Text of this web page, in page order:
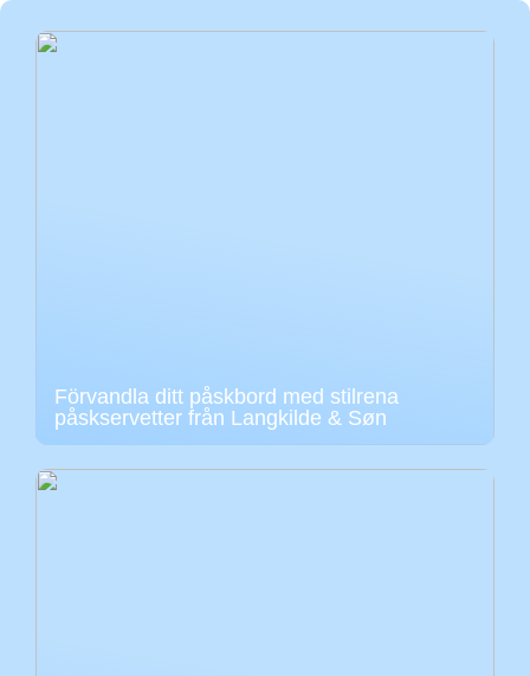
Förvandla ditt påskbord med stilrena
påskservetter från Langkilde & Søn